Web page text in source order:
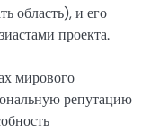
область), и его
проекта.
мирового
репутацию